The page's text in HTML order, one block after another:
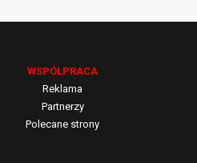
WSPÓŁPRACA
Reklama
Partnerzy
Polecane strony